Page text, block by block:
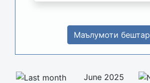
Маълумоти бештар
June 2025